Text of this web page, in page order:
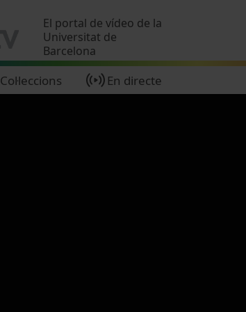
El portal de vídeo de la
Universitat de
Barcelona
Col·leccions En directe